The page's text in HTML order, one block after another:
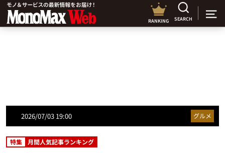
RANKING SEARCH
2026/07/03 19:00 グルメ
特集 月間人気記事ランキング